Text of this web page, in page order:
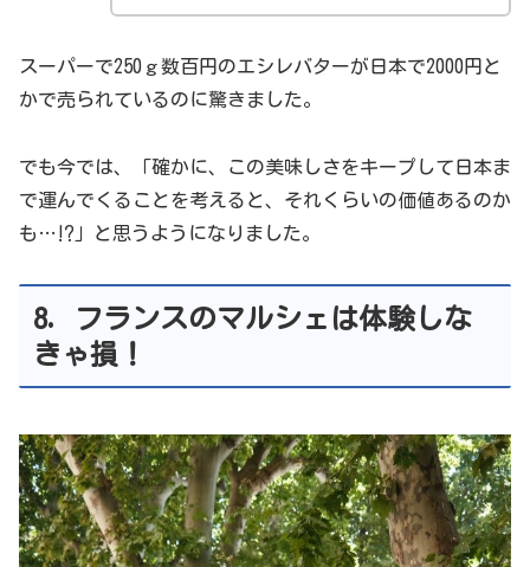
スーパーで250ｇ数百円のエシレバターが日本で2000円と
かで売られているのに驚きました。
でも今では、「確かに、この美味しさをキープして日本ま
で運んでくることを考えると、それくらいの価値あるのか
も…⁉」と思うようになりました。
8. フランスのマルシェは体験しな
きゃ損！